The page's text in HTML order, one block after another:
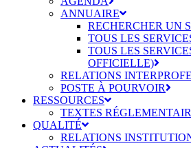
ANNUAIRE
RECHERCHER UN
TOUS LES
TOUS LES
OFFICIELLE)
RELATIONS
POSTE À POURVOIR
RESSOURCES
TEXTES
QUALITÉ
RELATIONS